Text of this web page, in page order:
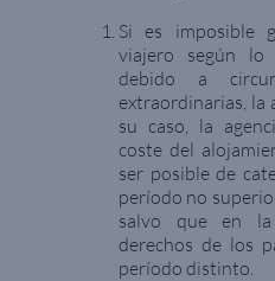
Si es imposible
viajero según
debido a
extraordinarias, la
su caso, la
coste del
ser posible de
período no
salvo que en
derechos de los
período distinto.